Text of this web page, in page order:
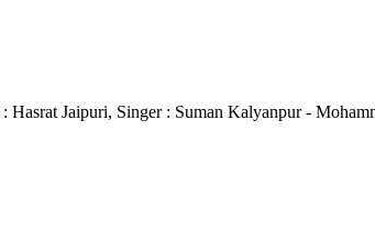
Jaipuri, Singer : Suman Kalyanpur -